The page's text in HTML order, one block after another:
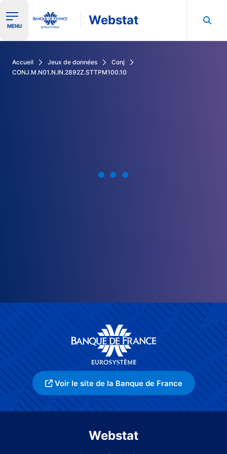
Ouvrir le menu de navigation
MENU Webstat
Accueil Jeux de données
Conj
CONJ.M.N01.N.IN.2892Z.STTPM100.10
Voir le site de la Banque de France
Webstat